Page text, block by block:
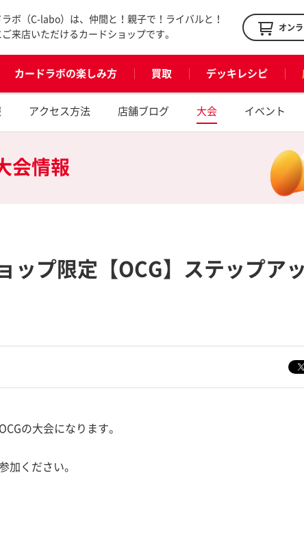
ボ（C-labo）は、仲間と！親子で！ライバルと！
来店いただけるカードショップです。
オン
カードラボの楽しみ方 買取 デッキレシピ
アクセス方法 店舗ブログ 大会 イベント
会情報
ップ限定【OCG】ステップア
の大会になります。
加ください。